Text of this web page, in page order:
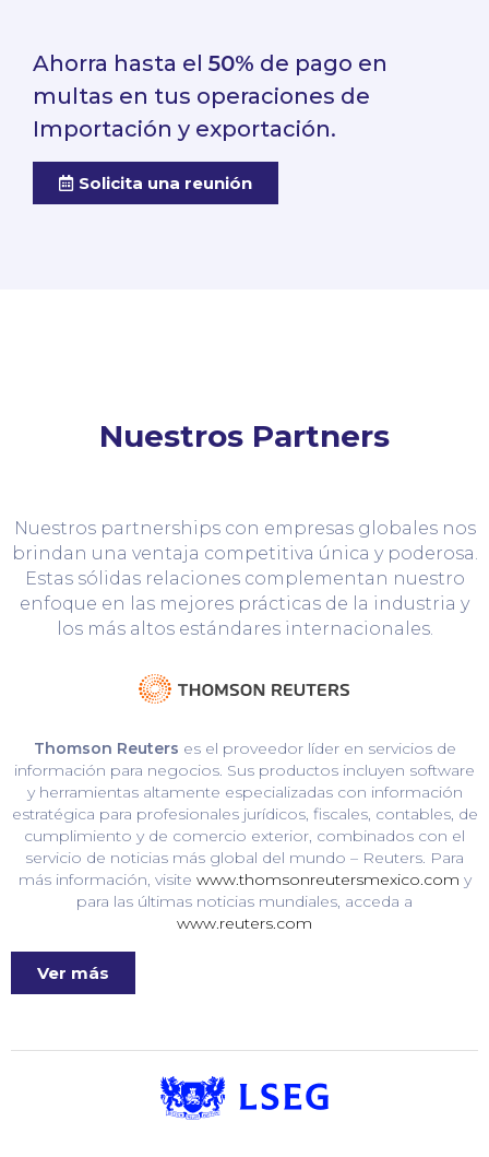
Ahorra hasta el 50% de pago en
multas en tus operaciones de
Importación y exportación.
Solicita una reunión
Nuestros Partners
Nuestros partnerships con empresas globales nos
brindan una ventaja competitiva única y poderosa.
Estas sólidas relaciones complementan nuestro
enfoque en las mejores prácticas de la industria y
los más altos estándares internacionales.
Thomson Reuters es el proveedor líder en servicios de
información para negocios. Sus productos incluyen software
y herramientas altamente especializadas con información
estratégica para profesionales jurídicos, fiscales, contables, de
cumplimiento y de comercio exterior, combinados con el
servicio de noticias más global del mundo – Reuters. Para
más información, visite www.thomsonreutersmexico.com y
para las últimas noticias mundiales, acceda a
www.reuters.com
Ver más